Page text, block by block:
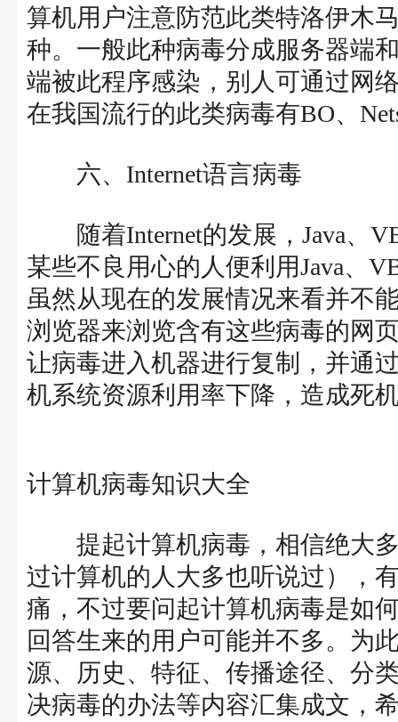
算机用户注意防范此类特洛伊木
种。一般此种病毒分成服务器端
端被此程序感染，别人可通过网
在我国流行的此类病毒有BO、
六、Internet语言病毒
随着Internet的发展，Java、
某些不良用心的人便利用Java、
虽然从现在的发展情况来看并不
浏览器来浏览含有这些病毒的网
让病毒进入机器进行复制，并通
机系统资源利用率下降，造成死
计算机病毒知识大全
提起计算机病毒，相信绝大多
过计算机的人大多也听说过），
痛，不过要问起计算机病毒是如
回答生来的用户可能并不多。为
源、历史、特征、传播途径、分
决病毒的办法等内容汇集成文，